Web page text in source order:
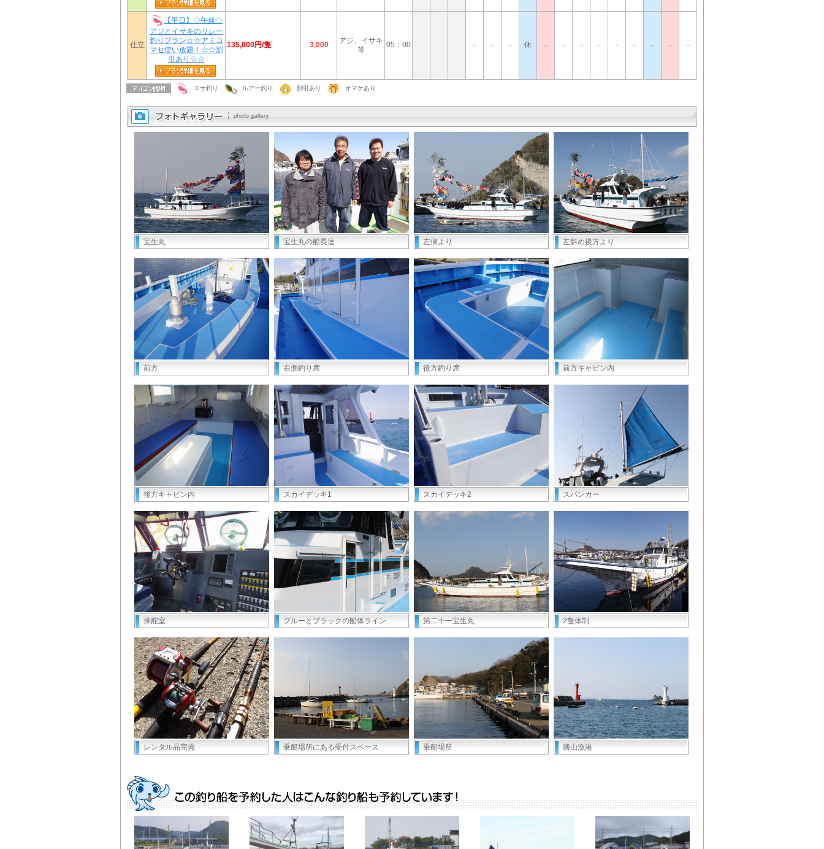
仕立
【平日】◇午前◇
アジとイサキのリレー
釣りプラン☆☆アミコ
マセ使い放題！☆☆割
引あり☆☆
135,000円/隻 3,000
アジ、イサキ
等
05：00 － － － 休 － － － － － － － － －
エサ釣り ルアー釣り 割引あり オマケあり
宝生丸 宝生丸の船長達 左側より 左斜め後方より
前方 右側釣り席 後方釣り席 前方キャビン内
後方キャビン内 スカイデッキ1 スカイデッキ2 スパンカー
操舵室 ブルーとブラックの船体ライン 第二十一宝生丸 2隻体制
レンタル品完備 乗船場所にある受付スペース 乗船場所 勝山漁港